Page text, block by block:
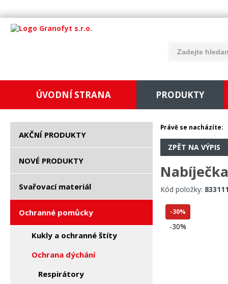
ÚVODNÍ STRANA PRODUKTY
AKČNÍ PRODUKTY
NOVÉ PRODUKTY
Svařovací materiál
Ochranné pomůcky
Kukly a ochranné štíty
Ochrana dýchání
Respirátory
Právě se nacházíte:
ZPĚT NA VÝPIS
Kód položky:
-30%
-30%